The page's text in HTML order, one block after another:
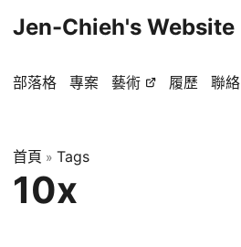
Jen-Chieh's Website
部落格 專案 藝術 履歷 聯絡
首頁 » Tags
10x